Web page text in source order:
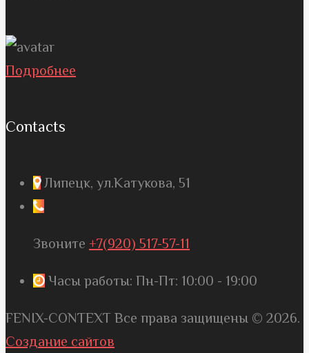
Подробнее
Contacts
Липецк, ул.Катукова, 51
Звоните +7(920) 517-57-11
Часы работы: Пн-Пт: 10:00 - 19:00
FENIX-CONTEXT Все права защищены © 2026.
Создание сайтов